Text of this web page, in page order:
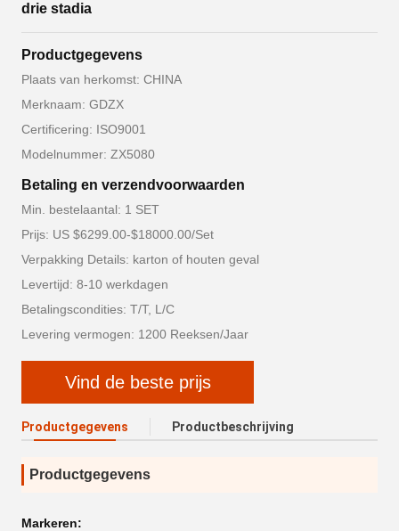
drie stadia
Productgegevens
Plaats van herkomst: CHINA
Merknaam: GDZX
Certificering: ISO9001
Modelnummer: ZX5080
Betaling en verzendvoorwaarden
Min. bestelaantal: 1 SET
Prijs: US $6299.00-$18000.00/Set
Verpakking Details: karton of houten geval
Levertijd: 8-10 werkdagen
Betalingscondities: T/T, L/C
Levering vermogen: 1200 Reeksen/Jaar
Vind de beste prijs
Productgegevens Productbeschrijving
Productgegevens
Markeren: